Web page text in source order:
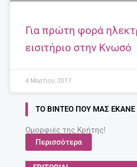
Για πρώτη φορά
εισιτήριο στην Κνωσό
4 Μαρτίου, 2017
ΤΟ ΒΊΝΤΕΟ ΠΟΥ ΜΑΣ
Ομορφιές της Κρήτης!
Περισσότερα